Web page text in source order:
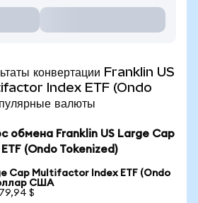
конвертации Franklin US
Index ETF (Ondo
валюты
обмена Franklin US Large Cap
(Ondo Tokenized)
Cap Multifactor Index ETF (Ondo
США
$